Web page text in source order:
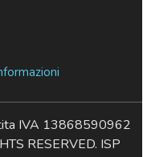
IVA 13868590962
RESERVED. ISP